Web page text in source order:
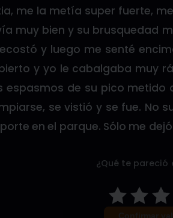
me la metía super fuerte,
muy bien y su brusquedad
y luego me senté
y yo le cabalgaba muy
espasmos de su pico
se vistió y se fue. No
en el parque. Sólo me
¿Qué te pareció